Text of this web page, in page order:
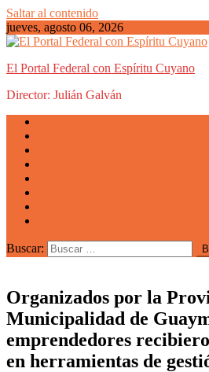
Saltar al contenido
jueves, agosto 06, 2026
El Portal Federal con Espíritu Cuyano
Director: Julián Galván
Buscar:
Organizados por la
Municipalidad de
emprendedores
en herramientas de